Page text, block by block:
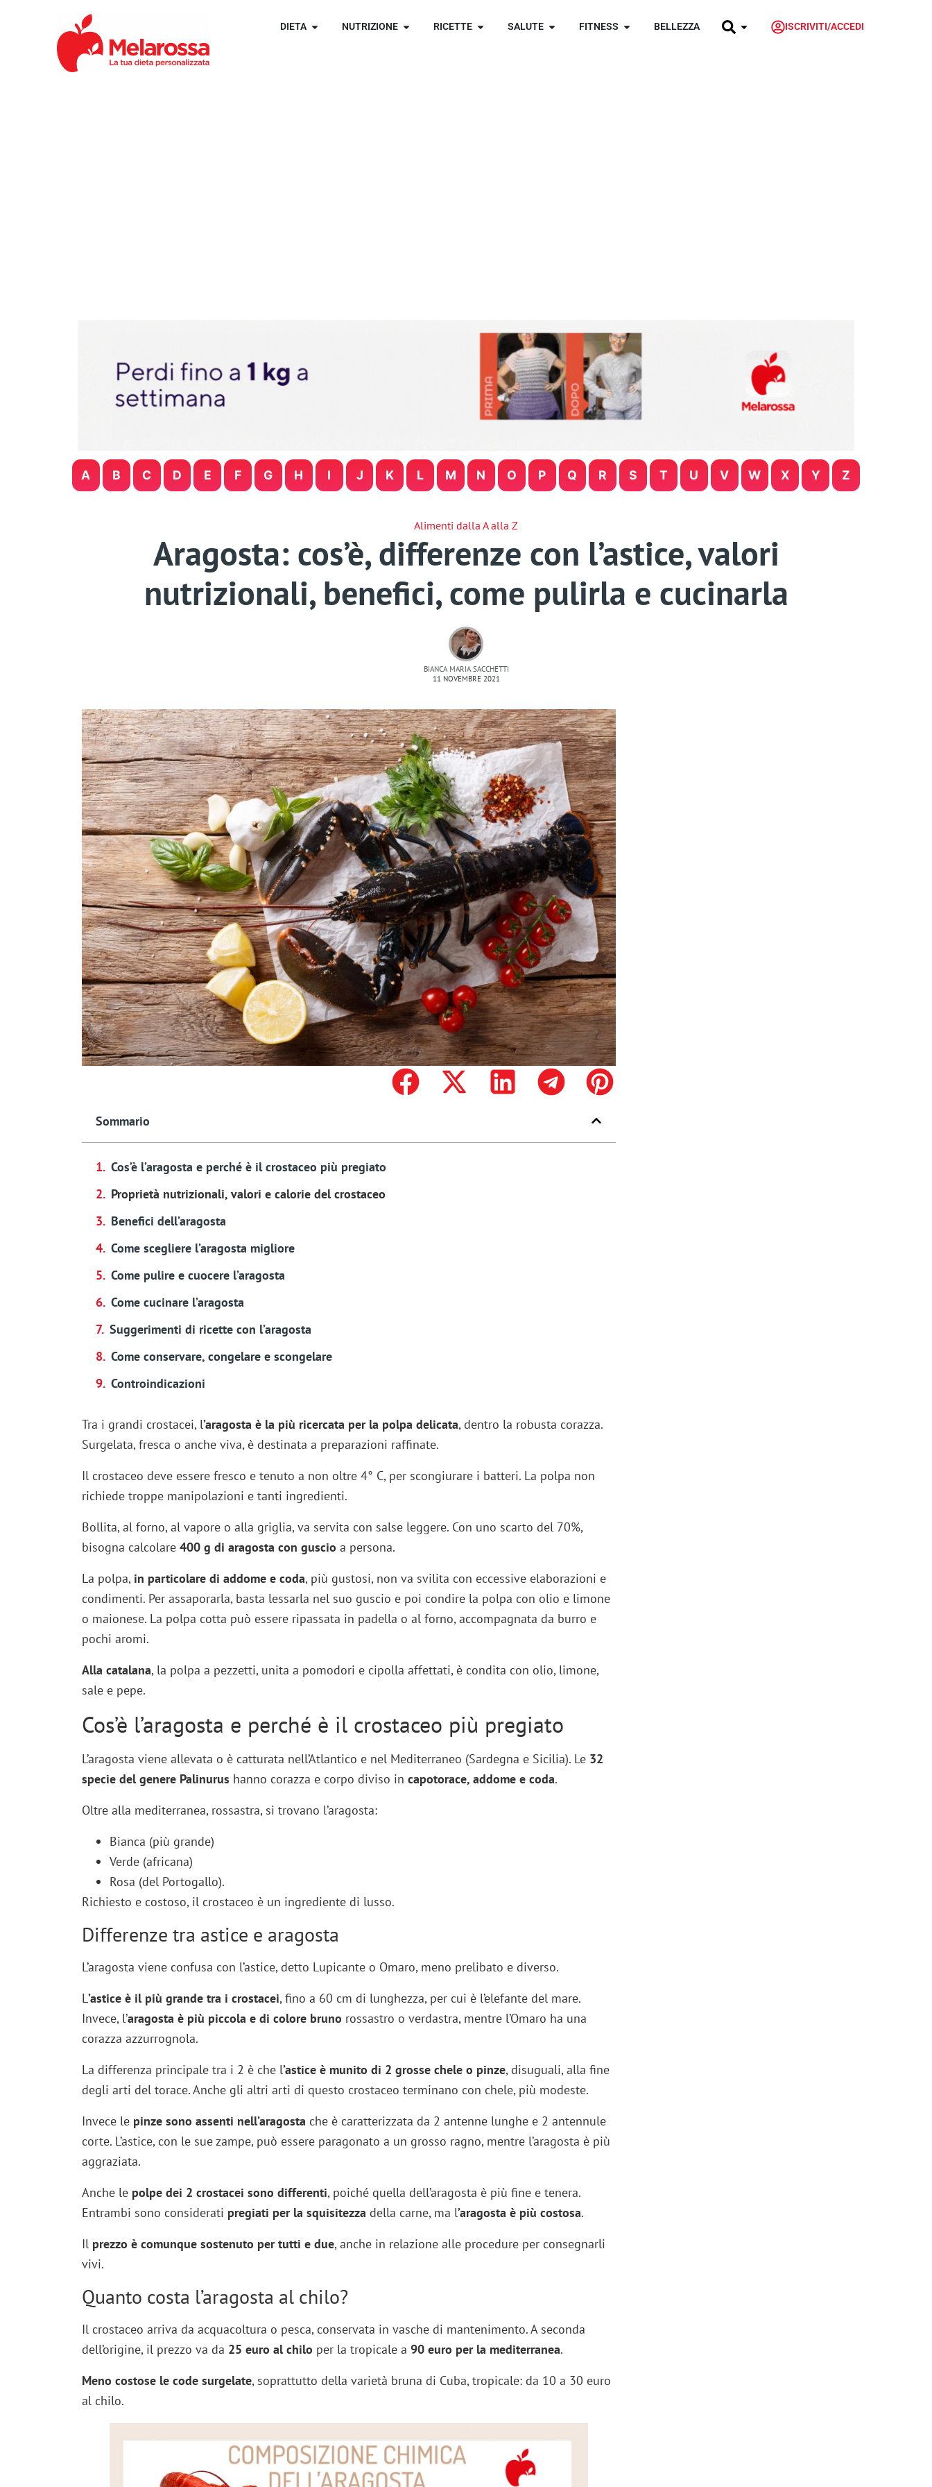
DIETA NUTRIZIONE RICETTE SALUTE FITNESS BELLEZZA ISCRIVITI/ACCEDI
A B C D E F G H I J K L M N O P Q R S T U V W X Y Z
Alimenti dalla A alla Z
Aragosta: cos’è, differenze con l’astice, valori
nutrizionali, benefici, come pulirla e cucinarla
BIANCA MARIA SACCHETTI
11 NOVEMBRE 2021
Sommario
Cos’è l’aragosta e perché è il crostaceo più pregiato
Proprietà nutrizionali, valori e calorie del crostaceo
Benefici dell’aragosta
Come scegliere l’aragosta migliore
Come pulire e cuocere l’aragosta
Come cucinare l’aragosta
Suggerimenti di ricette con l’aragosta
Come conservare, congelare e scongelare
Controindicazioni
Tra i grandi crostacei, l’aragosta è la più ricercata per la polpa delicata, dentro la robusta corazza.
Surgelata, fresca o anche viva, è destinata a preparazioni raffinate.
Il crostaceo deve essere fresco e tenuto a non oltre 4° C, per scongiurare i batteri. La polpa non
richiede troppe manipolazioni e tanti ingredienti.
Bollita, al forno, al vapore o alla griglia, va servita con salse leggere. Con uno scarto del 70%,
bisogna calcolare 400 g di aragosta con guscio a persona.
La polpa, in particolare di addome e coda, più gustosi, non va svilita con eccessive elaborazioni e
condimenti. Per assaporarla, basta lessarla nel suo guscio e poi condire la polpa con olio e limone
o maionese. La polpa cotta può essere ripassata in padella o al forno, accompagnata da burro e
pochi aromi.
Alla catalana, la polpa a pezzetti, unita a pomodori e cipolla affettati, è condita con olio, limone,
sale e pepe.
Cos’è l’aragosta e perché è il crostaceo più pregiato
L’aragosta viene allevata o è catturata nell’Atlantico e nel Mediterraneo (Sardegna e Sicilia). Le32
specie del genere Palinurus hanno corazza e corpo diviso in capotorace, addome e coda.
Oltre alla mediterranea, rossastra, si trovano l’aragosta:
Bianca (più grande)
Verde (africana)
Rosa (del Portogallo).
Richiesto e costoso, il crostaceo è un ingrediente di lusso.
Differenze tra astice e aragosta
L’aragosta viene confusa con l’astice, detto Lupicante o Omaro, meno prelibato e diverso.
L’astice è il più grande tra i crostacei, fino a 60 cm di lunghezza, per cui è l’elefante del mare.
Invece, l’aragosta è più piccola e di colore bruno rossastro o verdastra, mentre l’Omaro ha una
corazza azzurrognola.
La differenza principale tra i 2 è che l’astice è munito di 2 grosse chele o pinze, disuguali, alla fine
degli arti del torace. Anche gli altri arti di questo crostaceo terminano con chele, più modeste.
Invece le pinze sono assenti nell’aragosta che è caratterizzata da 2 antenne lunghe e 2 antennule
corte. L’astice, con le sue zampe, può essere paragonato a un grosso ragno, mentre l’aragosta è più
aggraziata.
Anche le polpe dei 2 crostacei sono differenti, poiché quella dell’aragosta è più fine e tenera.
Entrambi sono considerati pregiati per la squisitezza della carne, ma l’aragosta è più costosa.
Il prezzo è comunque sostenuto per tutti e due, anche in relazione alle procedure per consegnarli
vivi.
Quanto costa l’aragosta al chilo?
Il crostaceo arriva da acquacoltura o pesca, conservata in vasche di mantenimento. A seconda
dell’origine, il prezzo va da 25 euro al chilo per la tropicale a 90 euro per la mediterranea.
Meno costose le code surgelate, soprattutto della varietà bruna di Cuba, tropicale: da 10 a 30 euro
al chilo.